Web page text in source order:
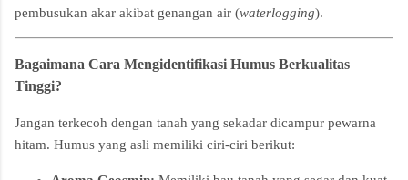
pembusukan akar akibat genangan air (waterlogging).
Bagaimana Cara Mengidentifikasi Humus Berkualitas
Tinggi?
Jangan terkecoh dengan tanah yang sekadar dicampur pewarna
hitam. Humus yang asli memiliki ciri-ciri berikut: